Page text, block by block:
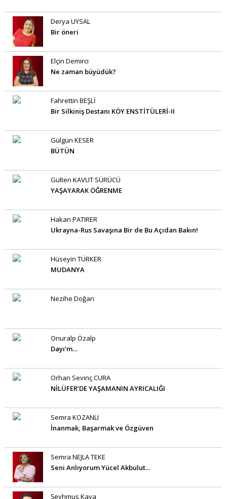
Derya UYSAL
Bir öneri
Elçin Demirci
Ne zaman büyüdük?
Fahrettin BEŞLİ
Bir Silkiniş Destanı KÖY ENSTİTÜLERİ-II
Gülgün KESER
BÜTÜN
Gülten KAVUT SÜRÜCÜ
YAŞAYARAK ÖĞRENME
Hakan PATIRER
Ukrayna-Rus Savaşına Bir de Bu Açıdan Bakın!
Hüseyin TÜRKER
MUDANYA
Nezihe Doğan
Onuralp Özalp
Dayı’m…
Orhan Sevinç CURA
NİLÜFER’DE YAŞAMANIN AYRICALIĞI
Semra KOZANLI
İnanmak, Başarmak ve Özgüven
Semra NEJLA TEKE
Seni Anlıyorum Yücel Akbulut…
Şeyhmus Kaya